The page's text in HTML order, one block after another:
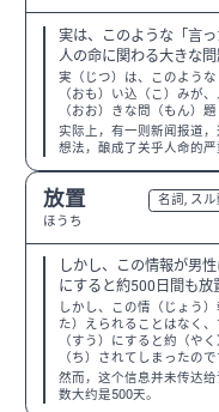
実は、このような「言
人の命に関わる大きな問
実（じつ）は、このよう
（おも）い込（こ）みが
（おお）きな問（もん）
实际上，有一则新闻报道
想法，酿成了关乎人命的严
放置
ほうち
名詞, スル
しかし、この情報が男
にすると約500日間も放
しかし、この情（じょう
た）えられることはなく
（すう）にすると約（や
（ち）されてしまったので
然而，这个信息并未传达
数大约是500天。